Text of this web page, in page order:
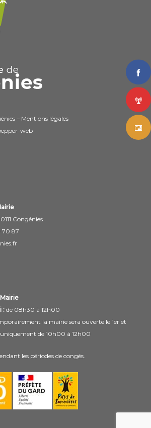
– Mentions légales
web
Congénies
70 87
: de 08h30 à 12h00
la mairie sera ouverte le 1er et
de 10h00 à 12h00
les périodes de congés.